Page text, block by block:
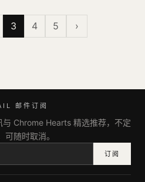
3 4 5 ›
邮件订阅
Chrome Hearts 精选推荐，不定
可随时取消。
订阅